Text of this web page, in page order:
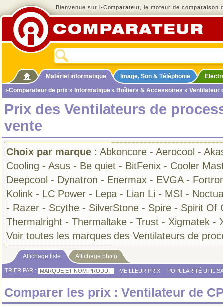
Bienvenue sur i-Comparateur, le moteur de comparaison
Matériel informatique Image, Son & Téléphonie
i-Comparateur de prix » Informatique » Boîtiers & Accessoires » Ventilateur
Prix des Ventilateurs de
vente
Choix par marque : Abkoncore - Aerocool -
Cooling - Asus - Be quiet - BitFenix - Cooler
Deepcool - Dynatron - Enermax - EVGA-
Kolink - LC Power - Lepa - Lian Li - MSI - Noctua
- Razer - Scythe - SilverStone - Spire - Spirit Of
Thermalright - Thermaltake - Trust - Xigmatek -
Voir toutes les marques des Ventilateurs de
Affichage liste Affichage photo
TRIER PAR : MARQUE ET NOM PRODUIT MEILLEUR PRIX POPULARITÉ
Comparer les prix : Ventilateur de